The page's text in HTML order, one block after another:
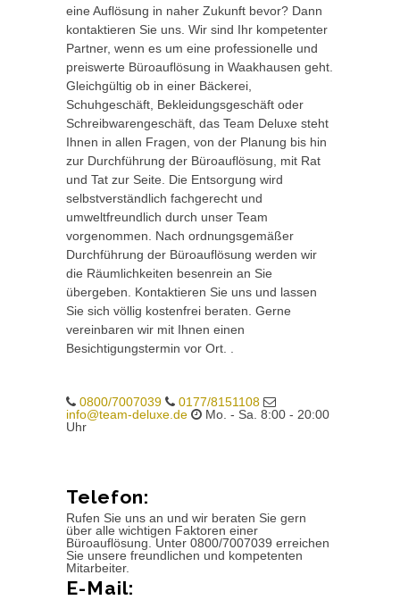
eine Auflösung in naher Zukunft bevor? Dann
kontaktieren Sie uns. Wir sind Ihr kompetenter
Partner, wenn es um eine professionelle und
preiswerte Büroauflösung in Waakhausen geht.
Gleichgültig ob in einer Bäckerei,
Schuhgeschäft, Bekleidungsgeschäft oder
Schreibwarengeschäft, das Team Deluxe steht
Ihnen in allen Fragen, von der Planung bis hin
zur Durchführung der Büroauflösung, mit Rat
und Tat zur Seite. Die Entsorgung wird
selbstverständlich fachgerecht und
umweltfreundlich durch unser Team
vorgenommen. Nach ordnungsgemäßer
Durchführung der Büroauflösung werden wir
die Räumlichkeiten besenrein an Sie
übergeben. Kontaktieren Sie uns und lassen
Sie sich völlig kostenfrei beraten. Gerne
vereinbaren wir mit Ihnen einen
Besichtigungstermin vor Ort. .
0800/7007039
0177/8151108
info@team-deluxe.de
Mo. - Sa. 8:00 - 20:00
Uhr
Telefon:
Rufen Sie uns an und wir beraten Sie gern
über alle wichtigen Faktoren einer
Büroauflösung. Unter 0800/7007039 erreichen
Sie unsere freundlichen und kompetenten
Mitarbeiter.
E-Mail: